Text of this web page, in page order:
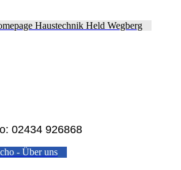
Haustechnik Held Wegberg
02434 926868
- Über uns